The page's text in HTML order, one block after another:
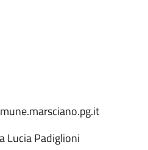
Lucia Padiglioni